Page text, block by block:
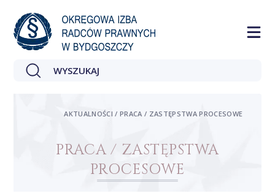
PRACA / ZASTĘPSTWA
PROCESOWE
AKTUALNOŚCI / PRACA / ZASTĘPSTWA PROCESOWE